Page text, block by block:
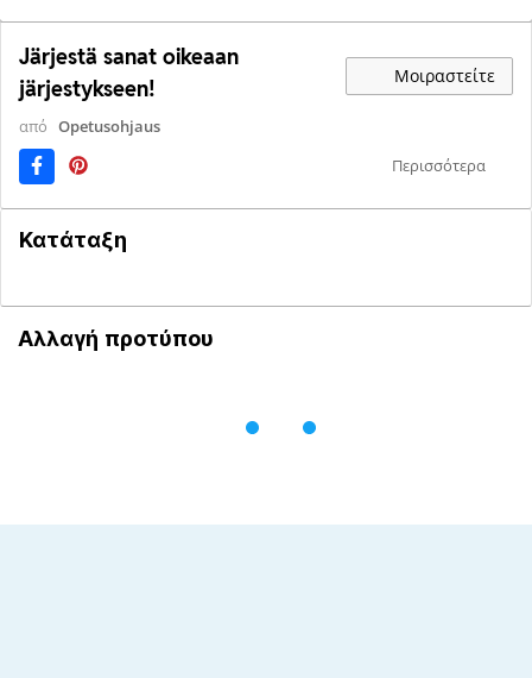
Järjestä sanat oikeaan
järjestykseen!
Μοιραστείτε
από Opetusohjaus
Περισσότερα
Κατάταξη
Αλλαγή προτύπου